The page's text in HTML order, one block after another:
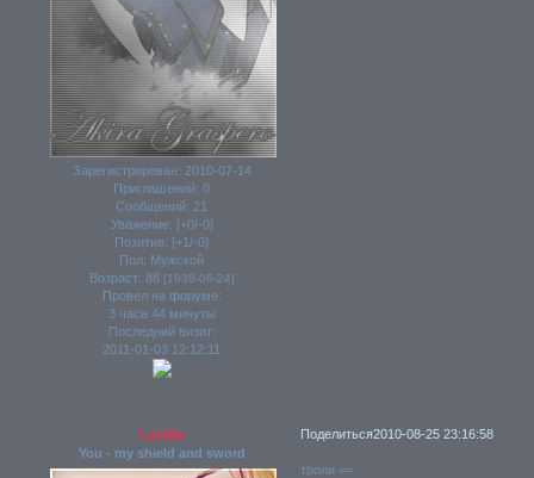
Зарегистрирован: 2010-07-14
Приглашений: 0
Сообщений: 21
Уважение: [+0/-0]
Позитив: [+1/-0]
Пол: Мужской
Возраст: 88 [1938-06-24]
Провел на форуме:
3 часа 44 минуты
Последний визит:
2011-01-03 12:12:11
Поделиться2010-08-25 23:16:58
Landia
You - my shield and sword
троли ==